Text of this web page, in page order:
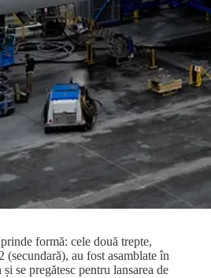
formă: cele două trepte,
(secundară), au fost asamblate în
se pregătesc pentru lansarea de